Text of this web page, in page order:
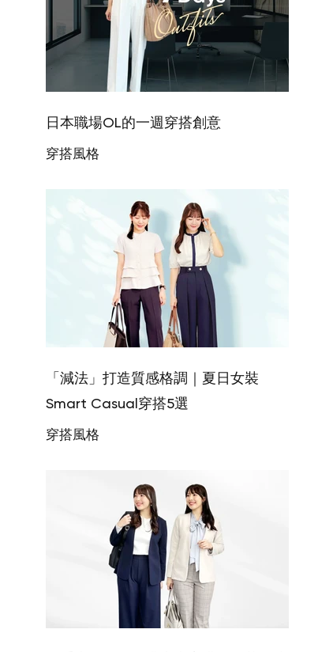
日本職場OL的一週穿搭創意
穿搭風格
「減法」打造質感格調｜夏日女裝
Smart Casual穿搭5選
穿搭風格